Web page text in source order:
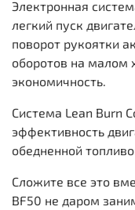
Электронная
легкий пуск
поворот рукоятки
оборотов на малом
экономичность.
Система Lean Burn
эффективность
обедненной
Сложите все это
BF50 не даром